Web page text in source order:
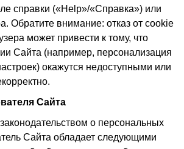
справки («Help»/«Справка») или
Обратите внимание: отказ от cookie
может привести к тому, что
Сайта (например, персонализация
окажутся недоступными или
Сайта
о персональных
Сайта обладает следующими